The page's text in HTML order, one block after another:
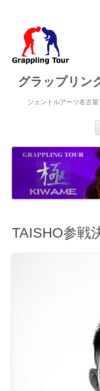
グラップリン
ジェントルアーツ名古
TAISHO参戦